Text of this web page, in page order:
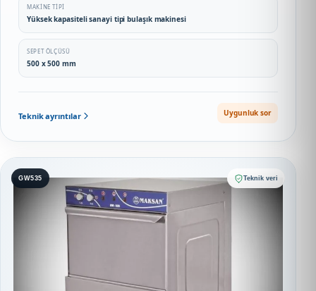
MAKINE TIPI
Yüksek kapasiteli sanayi tipi bulaşık makinesi
SEPET ÖLÇÜSÜ
500 x 500 mm
Teknik ayrıntılar Uygunluk sor
GW535 Teknik veri